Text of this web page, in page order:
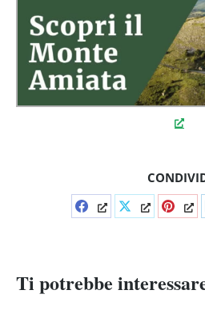
CondividiCondividi
Ti potrebbe